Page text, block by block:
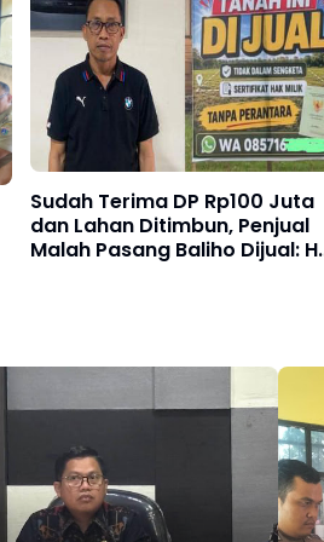
Sudah Terima DP Rp100 Juta
dan Lahan Ditimbun, Penjual
Malah Pasang Baliho Dijual: H.